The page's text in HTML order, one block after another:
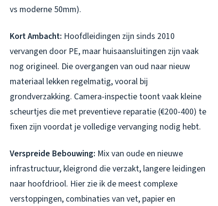
vs moderne 50mm).
Kort Ambacht: Hoofdleidingen zijn sinds 2010
vervangen door PE, maar huisaansluitingen zijn vaak
nog origineel. Die overgangen van oud naar nieuw
materiaal lekken regelmatig, vooral bij
grondverzakking. Camera-inspectie toont vaak kleine
scheurtjes die met preventieve reparatie (€200-400) te
fixen zijn voordat je volledige vervanging nodig hebt.
Verspreide Bebouwing: Mix van oude en nieuwe
infrastructuur, kleigrond die verzakt, langere leidingen
naar hoofdriool. Hier zie ik de meest complexe
verstoppingen, combinaties van vet, papier en